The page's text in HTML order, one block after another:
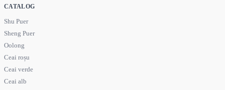
CATALOG
Shu Puer
Sheng Puer
Oolong
Ceai roșu
Ceai verde
Ceai alb